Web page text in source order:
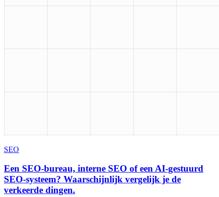
SEO
Een SEO-bureau, interne SEO of een AI-gestuurd
SEO-systeem? Waarschijnlijk vergelijk je de
verkeerde dingen.